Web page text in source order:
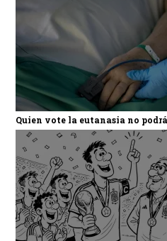
Quien vote la eutanasia no